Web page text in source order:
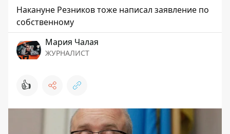
Накануне Резников тоже написал заявление по
собственному
Мария Чалая
ЖУРНАЛИСТ
👍